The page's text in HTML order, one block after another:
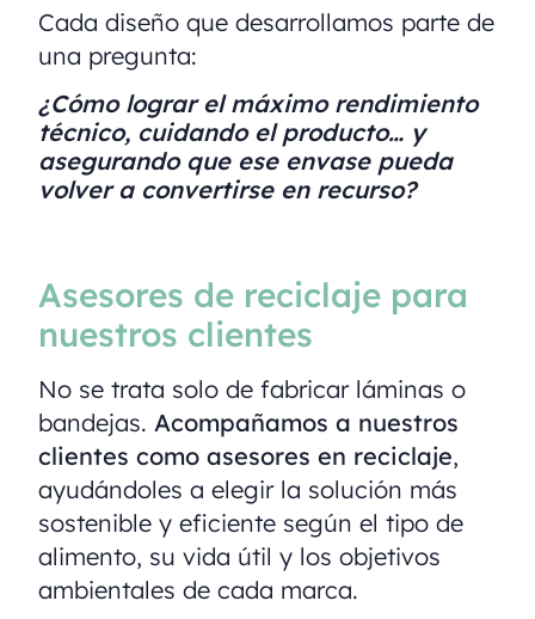
Cada diseño que desarrollamos parte de
una pregunta:
¿Cómo lograr el máximo rendimiento
técnico, cuidando el producto… y
asegurando que ese envase pueda
volver a convertirse en recurso?
Asesores de reciclaje para
nuestros clientes
No se trata solo de fabricar láminas o
bandejas. Acompañamos a nuestros
clientes como asesores en reciclaje,
ayudándoles a elegir la solución más
sostenible y eficiente según el tipo de
alimento, su vida útil y los objetivos
ambientales de cada marca.